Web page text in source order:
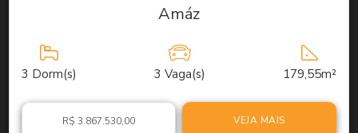
Amáz
3 Dorm(s) 3 Vaga(s) 179,55m²
R$ 3.867.530,00 VEJA MAIS